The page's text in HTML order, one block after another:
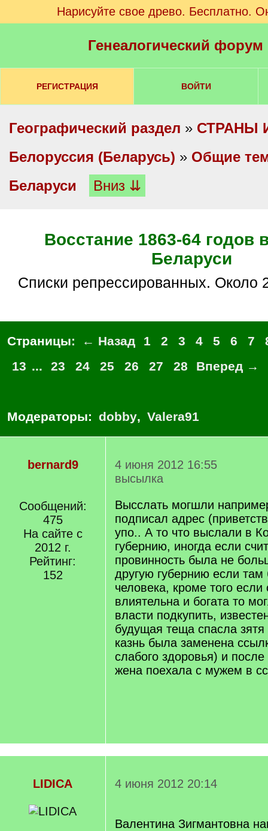
Нарисуйте свое древо. Бесплатно.
Генеалогический
РЕГИСТРАЦИЯ ВОЙТИ
Географический раздел » СТРАНЫ
Белоруссия (Беларусь) » Общие
Беларуси
Вниз ⇊
Восстание 1863-64 годов
Беларуси
Списки репрессированных.
Страницы: ← Назад 1 2 3 4 5 6 7
13 ... 23 24 25 26 27 28 Вперед →
Модераторы: dobby, Valera91
bernard9
Сообщений:
475
На сайте с
2012 г.
Рейтинг:
152
4 июня 2012 16:55
высылка
Высслать могшли
подписал адрес
упо.. А то что выслали в
губернию, иногда если
провинность была не
другую губернию если
человека, кроме того
влиятельна и богата то
власти подкупить,
будущая теща спасла зятя
казнь была заменена
слабого здоровья) и после
жена поехала с мужем в
LIDICA 4 июня 2012 20:14
Валентина Зигмантовна